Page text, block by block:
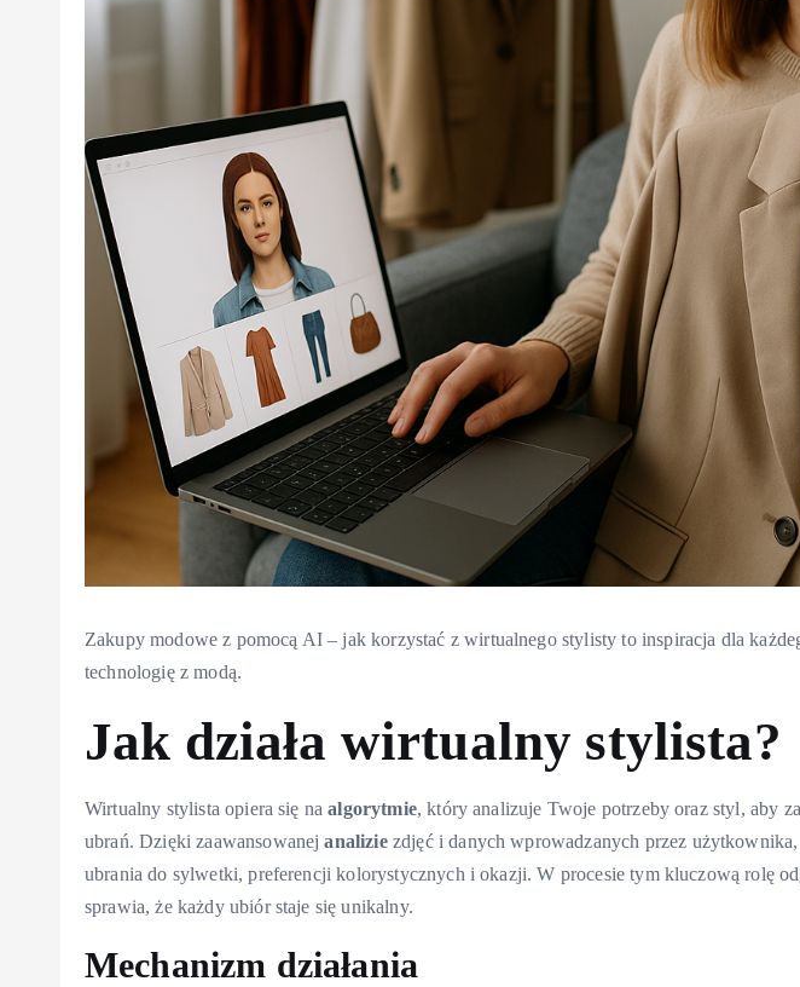
Zakupy modowe z pomocą AI – jak korzystać z wirtualnego stylisty to inspiracja dla
technologię z modą.
Jak działa wirtualny stylista?
Wirtualny stylista opiera się naalgorytmie, który analizuje Twoje potrzeby oraz styl, aby
ubrań. Dzięki zaawansowanejanaliziezdjęć i danych wprowadzanych przez użytkownika,
ubrania do sylwetki, preferencji kolorystycznych i okazji. W procesie tym kluczową rolę
sprawia, że każdy ubiór staje się unikalny.
Mechanizm działania